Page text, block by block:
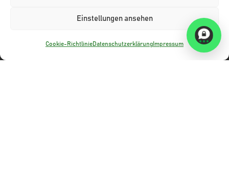
Einstellungen ansehen
Cookie-RichtlinieDatenschutzerklärung Impressum